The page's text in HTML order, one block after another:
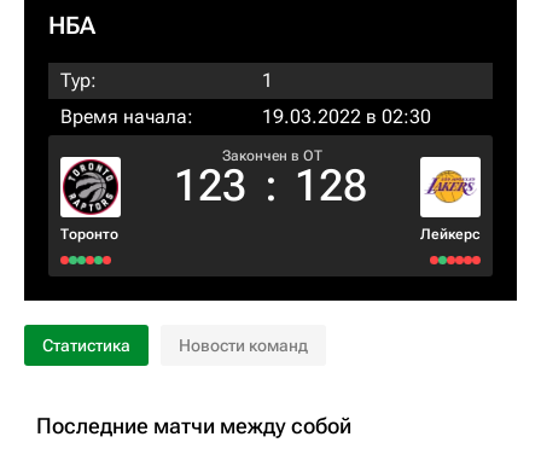
НБА
Тур:
1
Время начала:
19.03.2022 в 02:30
Торонто
Закончен в OT
123 : 128
Лейкерс
Статистика Новости команд
Последние матчи между собой